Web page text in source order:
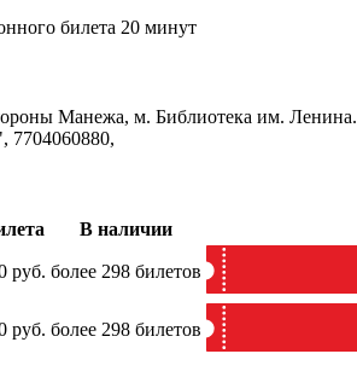
билета 20 минут
Манежа, м. Библиотека им. Ленина.
7704060880,
В наличии
руб. более 298 билетов
руб. более 298 билетов